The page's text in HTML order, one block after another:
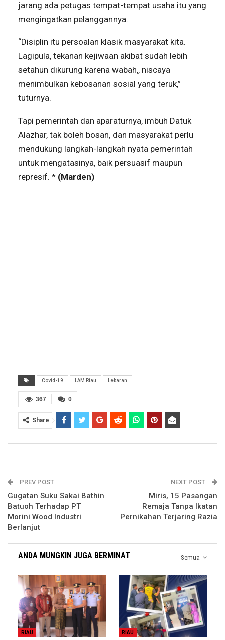
jarang ada petugas tempat-tempat usaha itu yang
mengingatkan pelanggannya.
“Disiplin itu persoalan klasik masyarakat kita.
Lagipula, tekanan kejiwaan akibat sudah lebih
setahun dikurung karena wabah,, niscaya
menimbulkan kebosanan sosial yang teruk,”
tuturnya.
Tapi pemerintah dan aparaturnya, imbuh Datuk
Alazhar, tak boleh bosan, dan masyarakat perlu
mendukung langkah-langkah nyata pemerintah
untuk mengatasinya, baik persuasif maupun
represif. * (Marden)
Covid-19 LAM Riau Lebaran
0
367
Share
PREV POST
Gugatan Suku Sakai Bathin
Batuoh Terhadap PT
Morini Wood Industri
Berlanjut
NEXT POST
Miris, 15 Pasangan
Remaja Tanpa Ikatan
Pernikahan Terjaring Razia
Semua
ANDA MUNGKIN JUGA BERMINAT
RIAU RIAU